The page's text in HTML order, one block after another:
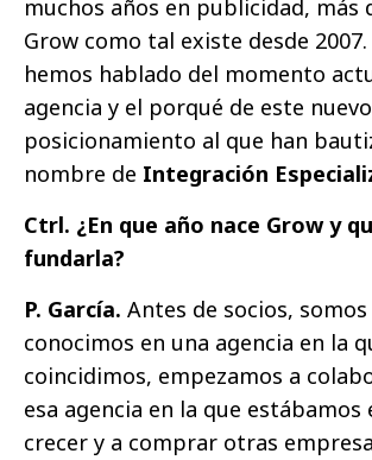
muchos años en publicidad, más
Grow como tal existe desde 2007.
hemos hablado del momento
agencia y el porqué de este nuevo
posicionamiento al que han
nombre de Integración
Ctrl. ¿En que año nace Grow y
fundarla?
P. García. Antes de socios,
conocimos en una agencia en la
coincidimos, empezamos a
esa agencia en la que estábamos
crecer y a comprar otras